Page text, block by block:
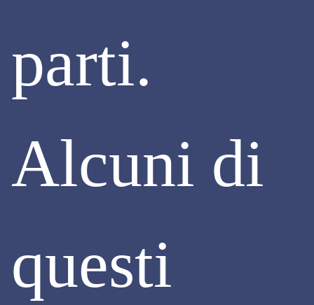
Care Colleghe e Cari Colleghi,
la conversione del DL Salva-casa è un provvedimento
certamente utile e che speriamo semplifichi la vita ai
https://ance.it/2024/07/approvato-il-decreto-salva-casa-i-
primi-commenti-dellance/ ). Alla ripresa, come Associazione,
avremo molte occasioni per illustrarlo e supportare i soci
nella migliore comprensione delle opportunità offerte al
Assimpredil Ance rimane fiduciosa che si possa riconoscere
che professionisti, costruttori e funzionari del Comune di
Milano hanno operato alla luce di una interpretazione
consolidata della normativa nazionale, regionale e del PGT.
In attesa che la questione sia affrontata nelle sedi
parti.
Alcuni di
questi